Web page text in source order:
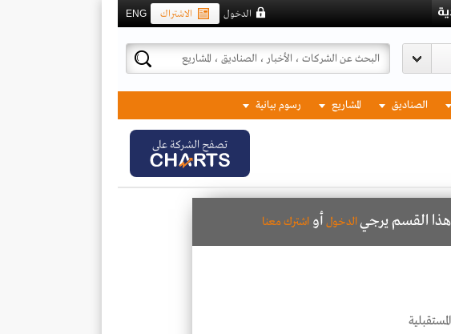
ENG الاشتراك الدخول
الصناديق المشاريع رسوم بيانية
تصفح الشركة على
هذا القسم يرجيالدخول أو اشترك معنا